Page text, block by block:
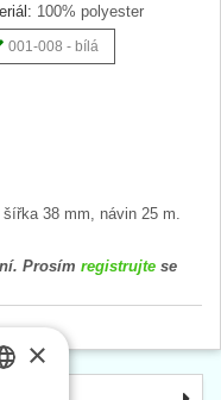
100% polyester
001-008 - bílá
38 mm, návin 25 m.
Prosím registrujte se
×